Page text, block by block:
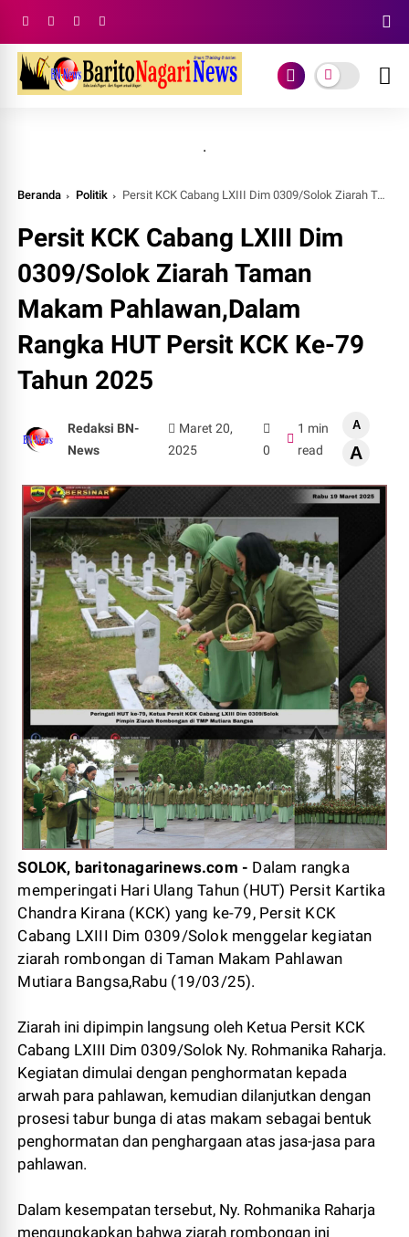
.
Beranda Politik Persit KCK Cabang LXIII Dim 0309/Solok Ziarah Taman Makam Pahlawan,Dalam Rangka HUT Persit KCK Ke-79 Tahun 2025
Persit KCK Cabang LXIII Dim
0309/Solok Ziarah Taman
Makam Pahlawan,Dalam
Rangka HUT Persit KCK Ke-79
Tahun 2025
Redaksi BN-
News
Maret 20,
2025
0
1 min
read
A
A
SOLOK, baritonagarinews.com - Dalam rangka
memperingati Hari Ulang Tahun (HUT) Persit Kartika
Chandra Kirana (KCK) yang ke-79, Persit KCK
Cabang LXIII Dim 0309/Solok menggelar kegiatan
ziarah rombongan di Taman Makam Pahlawan
Mutiara Bangsa,Rabu (19/03/25).
Ziarah ini dipimpin langsung oleh Ketua Persit KCK
Cabang LXIII Dim 0309/Solok Ny. Rohmanika Raharja.
Kegiatan dimulai dengan penghormatan kepada
arwah para pahlawan, kemudian dilanjutkan dengan
prosesi tabur bunga di atas makam sebagai bentuk
penghormatan dan penghargaan atas jasa-jasa para
pahlawan.
Dalam kesempatan tersebut, Ny. Rohmanika Raharja
mengungkapkan bahwa ziarah rombongan ini